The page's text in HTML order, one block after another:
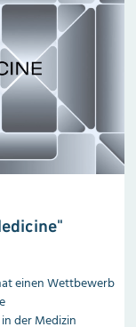
einen Wettbewerb
der Medizin